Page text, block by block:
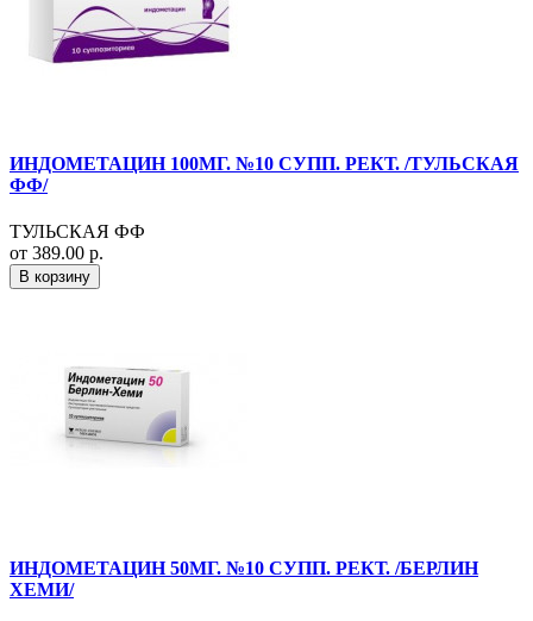
ИНДОМЕТАЦИН 100МГ. №10 СУПП. РЕКТ. /ТУЛЬСКАЯ
ФФ/
ТУЛЬСКАЯ ФФ
от 389.00 р.
В корзину
ИНДОМЕТАЦИН 50МГ. №10 СУПП. РЕКТ. /БЕРЛИН
ХЕМИ/